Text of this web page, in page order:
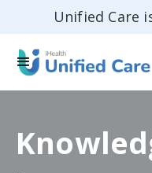
Unified Care